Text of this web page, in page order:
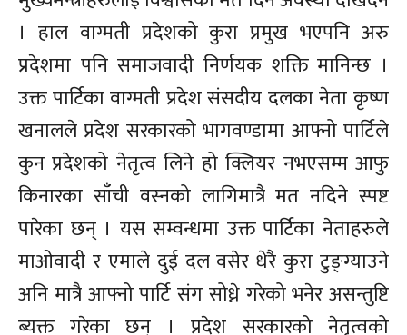
। हाल वाग्मती प्रदेशको कुरा प्रमुख भएपनि अरु
प्रदेशमा पनि समाजवादी निर्णयक शक्ति मानिन्छ ।
उक्त पार्टिका वाग्मती प्रदेश संसदीय दलका नेता कृष्ण
खनालले प्रदेश सरकारको भागवण्डामा आफ्नो पार्टिले
कुन प्रदेशको नेतृत्व लिने हो क्लियर नभएसम्म आफु
किनारका साँची वस्नको लागिमात्रै मत नदिने स्पष्ट
पारेका छन् । यस सम्वन्धमा उक्त पार्टिका नेताहरुले
माओवादी र एमाले दुई दल वसेर धेरै कुरा टुङ्ग्याउने
अनि मात्रै आफ्नो पार्टि संग सोध्ने गरेको भनेर असन्तुष्टि
ब्यक्त गरेका छन् । प्रदेश सरकारको नेतृत्वको